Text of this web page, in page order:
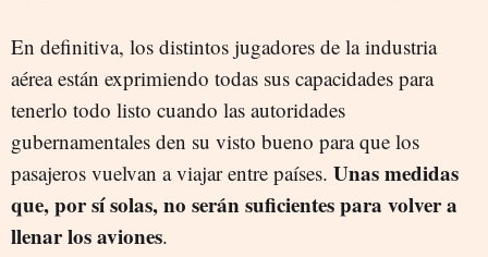
En definitiva, los distintos jugadores de la industria
aérea están exprimiendo todas sus capacidades para
tenerlo todo listo cuando las autoridades
gubernamentales den su visto bueno para que los
pasajeros vuelvan a viajar entre países. Unas medidas
que, por sí solas, no serán suficientes para volver a
llenar los aviones.